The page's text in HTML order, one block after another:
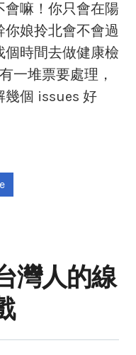
嘛！你只會在陽
你娘拎北會不會過
個時間去做健康檢
一堆票要處理，
幾個 issues 好
灣人的線